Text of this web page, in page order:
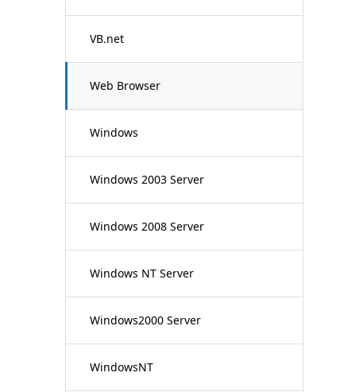
VB.net
Web Browser
Windows
Windows 2003 Server
Windows 2008 Server
Windows NT Server
Windows2000 Server
WindowsNT